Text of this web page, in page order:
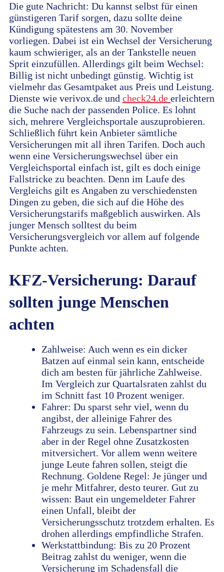
Die gute Nachricht: Du kannst selbst für einen
günstigeren Tarif sorgen, dazu sollte deine
Kündigung spätestens am 30. November
vorliegen. Dabei ist ein Wechsel der Versicherung
kaum schwieriger, als an der Tankstelle neuen
Sprit einzufüllen. Allerdings gilt beim Wechsel:
Billig ist nicht unbedingt günstig. Wichtig ist
vielmehr das Gesamtpaket aus Preis und Leistung.
Dienste wie verivox.de und check24.de erleichtern
die Suche nach der passenden Police. Es lohnt
sich, mehrere Vergleichsportale auszuprobieren.
Schließlich führt kein Anbieter sämtliche
Versicherungen mit all ihren Tarifen. Doch auch
wenn eine Versicherungswechsel über ein
Vergleichsportal einfach ist, gilt es doch einige
Fallstricke zu beachten. Denn im Laufe des
Vergleichs gilt es Angaben zu verschiedensten
Dingen zu geben, die sich auf die Höhe des
Versicherungstarifs maßgeblich auswirken. Als
junger Mensch solltest du beim
Versicherungsvergleich vor allem auf folgende
Punkte achten.
KFZ-Versicherung: Darauf
sollten junge Menschen
achten
Zahlweise: Auch wenn es ein dicker
Batzen auf einmal sein kann, entscheide
dich am besten für jährliche Zahlweise.
Im Vergleich zur Quartalsraten zahlst du
im Schnitt fast 10 Prozent weniger.
Fahrer: Du sparst sehr viel, wenn du
angibst, der alleinige Fahrer des
Fahrzeugs zu sein. Lebenspartner sind
aber in der Regel ohne Zusatzkosten
mitversichert. Vor allem wenn weitere
junge Leute fahren sollen, steigt die
Rechnung. Goldene Regel: Je jünger und
je mehr Mitfahrer, desto teurer. Gut zu
wissen: Baut ein ungemeldeter Fahrer
einen Unfall, bleibt der
Versicherungsschutz trotzdem erhalten. Es
drohen allerdings empfindliche Strafen.
Werkstattbindung: Bis zu 20 Prozent
Beitrag zahlst du weniger, wenn die
Versicherung im Schadensfall die